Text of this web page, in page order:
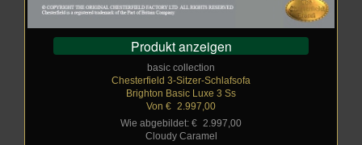
Produkt anzeigen
basic collection
Chesterfield 3-Sitzer-Schlafsofa
Brighton Basic Luxe 3 Ss
Von € 2.997,00
Wie abgebildet: €
2.997,00
Cloudy Caramel